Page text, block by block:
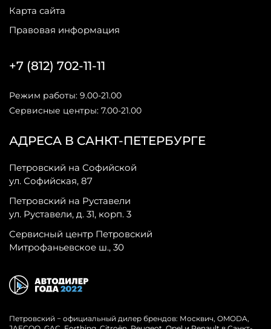
Карта сайта
Правовая информация
АДРЕСА В САНКТ-ПЕТЕРБУРГЕ
Петровский на Софийской
ул. Софийская, 87
Петровский на Руставели
ул. Руставели, д. 31, корп. 3
Сервисный центр Петровский
Митрофаньевское ш., 30
+7 (812) 702-11-11
Режим работы: 9.00-21.00
Сервисные центры: 7.00-21.00
Петровский − официальный дилер брендов: Москвич, OMODA,